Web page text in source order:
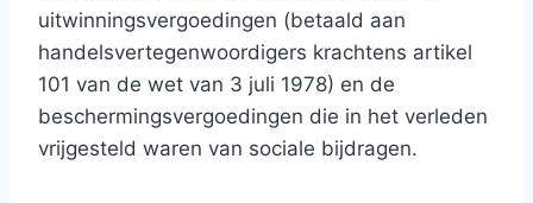
uitwinningsvergoedingen (betaald aan
handelsvertegenwoordigers krachtens artikel
101 van de wet van 3 juli 1978) en de
beschermingsvergoedingen die in het verleden
vrijgesteld waren van sociale bijdragen.